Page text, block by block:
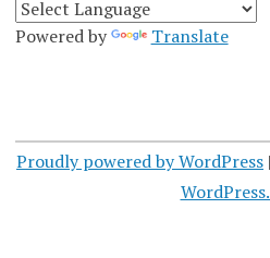
Powered by Translate
Proudly powered by WordPress |